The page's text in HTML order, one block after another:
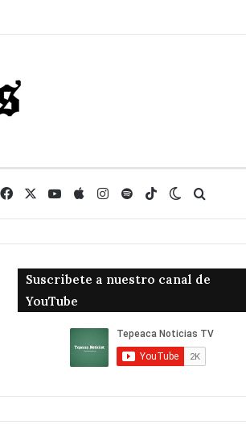
FacebookYouTube
AppleInstagram
SpotifyTikTokSwitch skin
Suscribete a nuestro canal de
YouTube